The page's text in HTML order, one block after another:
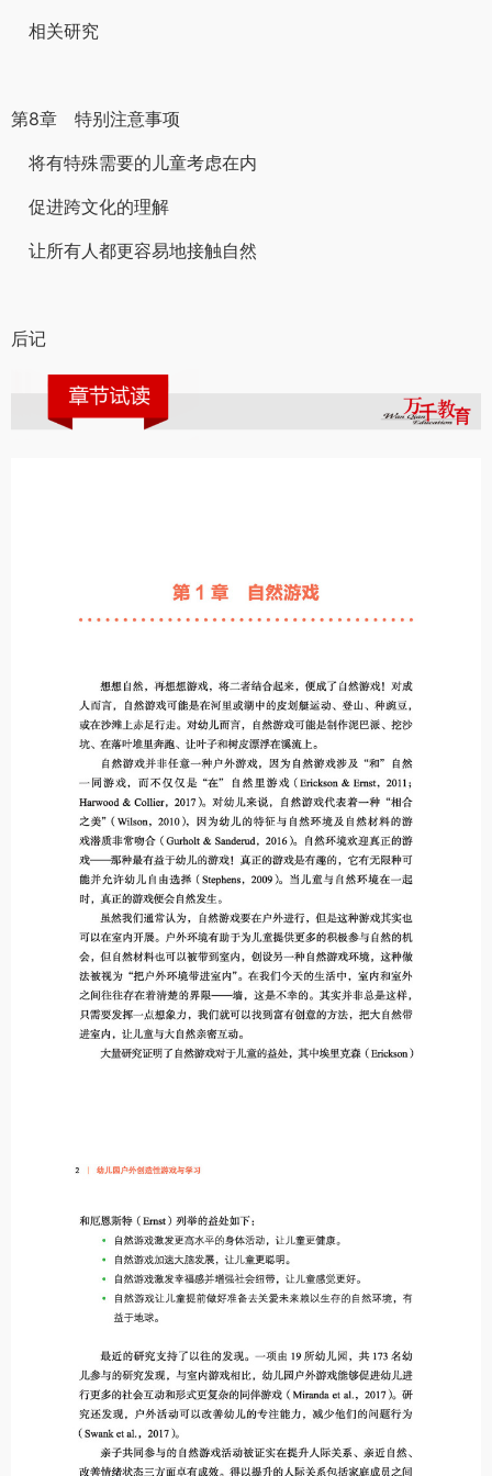
相关研究
第8章 特别注意事项
将有特殊需要的儿童考虑在内
促进跨文化的理解
让所有人都更容易地接触自然
后记